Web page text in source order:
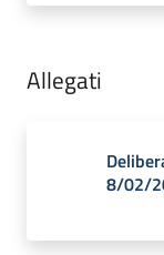
Allegati
8/02/